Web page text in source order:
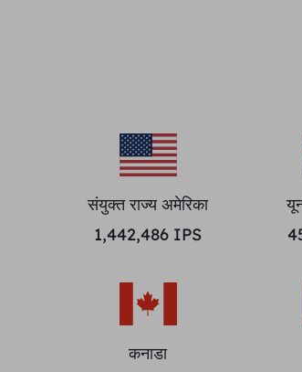
संयुक्त राज्य अमेरिका
1,442,486 IPS
कनाडा